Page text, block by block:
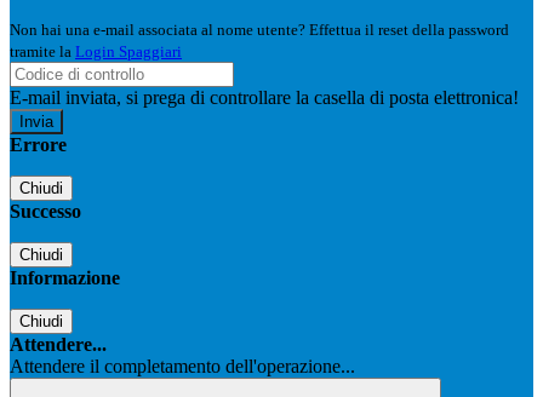
Non hai una e-mail associata al nome utente? Effettua il reset della password
tramite la Login Spaggiari
E-mail inviata, si prega di controllare la casella di posta elettronica!
Errore
Chiudi
Successo
Chiudi
Informazione
Chiudi
Attendere...
Attendere il completamento dell'operazione...